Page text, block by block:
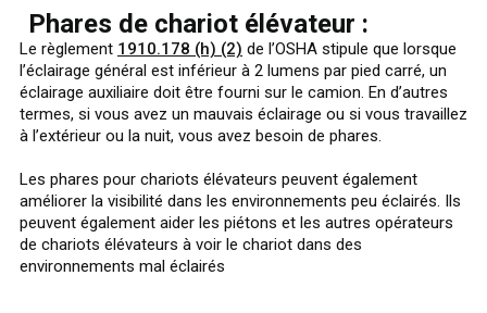
Phares de chariot élévateur :
Le règlement 1910.178 (h) (2) de l’OSHA stipule que lorsque
l’éclairage général est inférieur à 2 lumens par pied carré, un
éclairage auxiliaire doit être fourni sur le camion. En d’autres
termes, si vous avez un mauvais éclairage ou si vous travaillez
à l’extérieur ou la nuit, vous avez besoin de phares.
Les phares pour chariots élévateurs peuvent également
améliorer la visibilité dans les environnements peu éclairés. Ils
peuvent également aider les piétons et les autres opérateurs
de chariots élévateurs à voir le chariot dans des
environnements mal éclairés